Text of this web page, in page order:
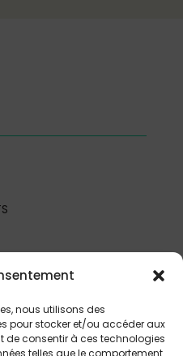
nous utilisons des
pour stocker et/ou accéder aux
de consentir à ces technologies
telles que le comportement